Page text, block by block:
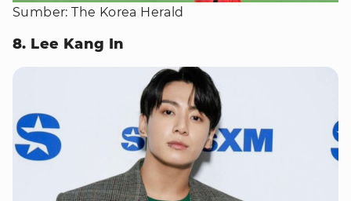
Sumber: The Korea Herald
8. Lee Kang In